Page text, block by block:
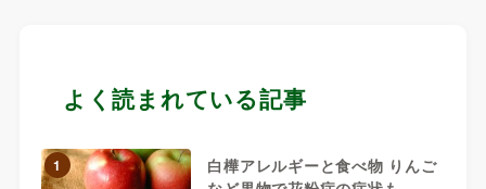
よく読まれている記事
1
白樺アレルギーと食べ物 りんご